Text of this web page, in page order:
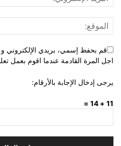
قم بحفظ إسمي، بريدي الإلكتروني
اجل المرة القادمة عندما اقوم بعمل
يرجى إدخال الإجابة بالأرقام:
11 + 14 =